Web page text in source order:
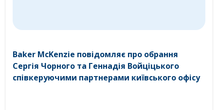
Baker McKenzie повідомляє про обрання
Сергія Чорного та Геннадія Войціцького
співкеруючими партнерами київського офісу